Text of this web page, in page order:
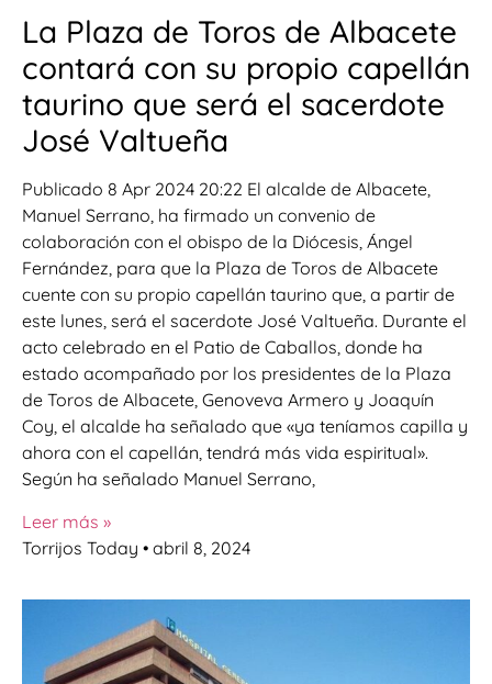
La Plaza de Toros de Albacete
contará con su propio capellán
taurino que será el sacerdote
José Valtueña
Publicado 8 Apr 2024 20:22 El alcalde de Albacete,
Manuel Serrano, ha firmado un convenio de
colaboración con el obispo de la Diócesis, Ángel
Fernández, para que la Plaza de Toros de Albacete
cuente con su propio capellán taurino que, a partir de
este lunes, será el sacerdote José Valtueña. Durante el
acto celebrado en el Patio de Caballos, donde ha
estado acompañado por los presidentes de la Plaza
de Toros de Albacete, Genoveva Armero y Joaquín
Coy, el alcalde ha señalado que «ya teníamos capilla y
ahora con el capellán, tendrá más vida espiritual».
Según ha señalado Manuel Serrano,
Leer más »
Torrijos Today
abril 8, 2024